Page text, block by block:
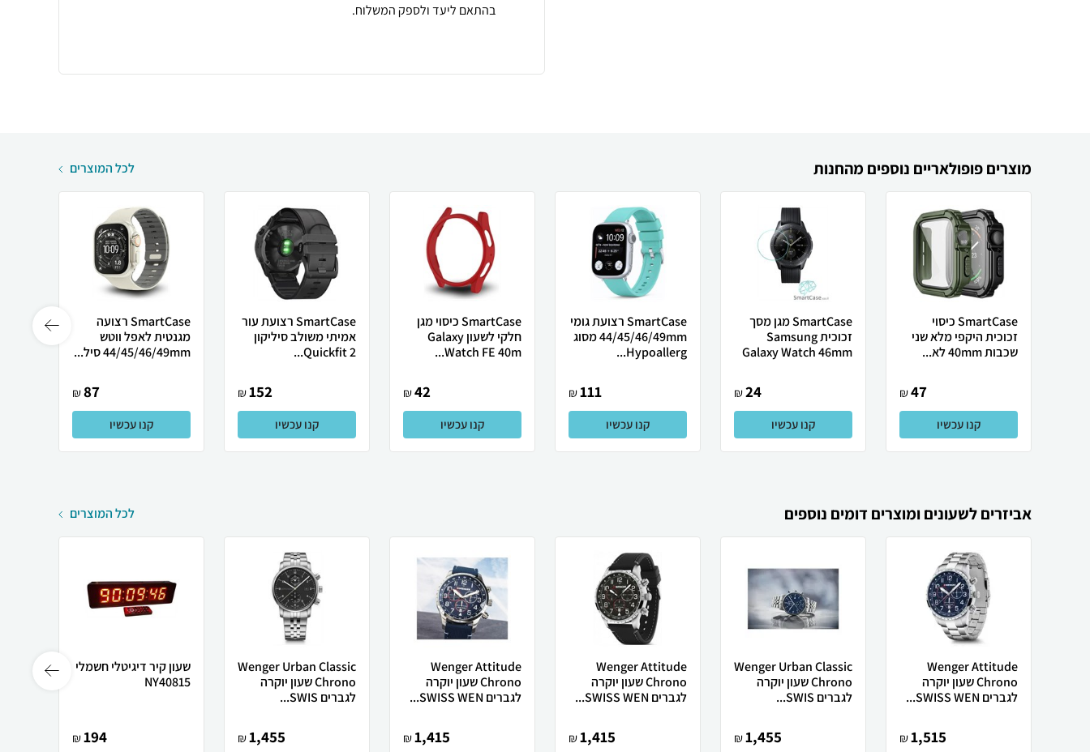
בהתאם ליעד ולספק המשלוח.
מוצרים פופולאריים נוספים מהחנות לכל המוצרים
SmartCase כיסוי
זכוכית היקפי מלא שני
שכבות 40mm לא...
47
₪
קנו עכשיו
SmartCase מגן מסך
זכוכית Samsung
Galaxy Watch 46mm
24
₪
קנו עכשיו
SmartCase רצועת גומי
44/45/46/49mm מסוג
Hypoallerg...
111
₪
קנו עכשיו
SmartCase כיסוי מגן
חלקי לשעון Galaxy
Watch FE 40m...
42
₪
קנו עכשיו
SmartCase רצועת עור
אמיתי משולב סיליקון
Quickfit 2...
152
₪
קנו עכשיו
SmartCase רצועה
מגנטית לאפל ווטש
44/45/46/49mm סיל...
87
₪
קנו עכשיו
אביזרים לשעונים ומוצרים דומים נוספים לכל המוצרים
Wenger Attitude
Chrono שעון יוקרה
לגברים SWISS WEN...
1,515
₪
Wenger Urban Classic
Chrono שעון יוקרה
לגברים SWIS...
1,455
₪
Wenger Attitude
Chrono שעון יוקרה
לגברים SWISS WEN...
1,415
₪
Wenger Attitude
Chrono שעון יוקרה
לגברים SWISS WEN...
1,415
₪
Wenger Urban Classic
Chrono שעון יוקרה
לגברים SWIS...
1,455
₪
שעון קיר דיגיטלי חשמלי
NY40815
194
₪